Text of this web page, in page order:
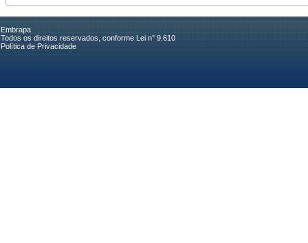
Embrapa
Todos os direitos reservados, conforme Lei n° 9.610
Política de Privacidade